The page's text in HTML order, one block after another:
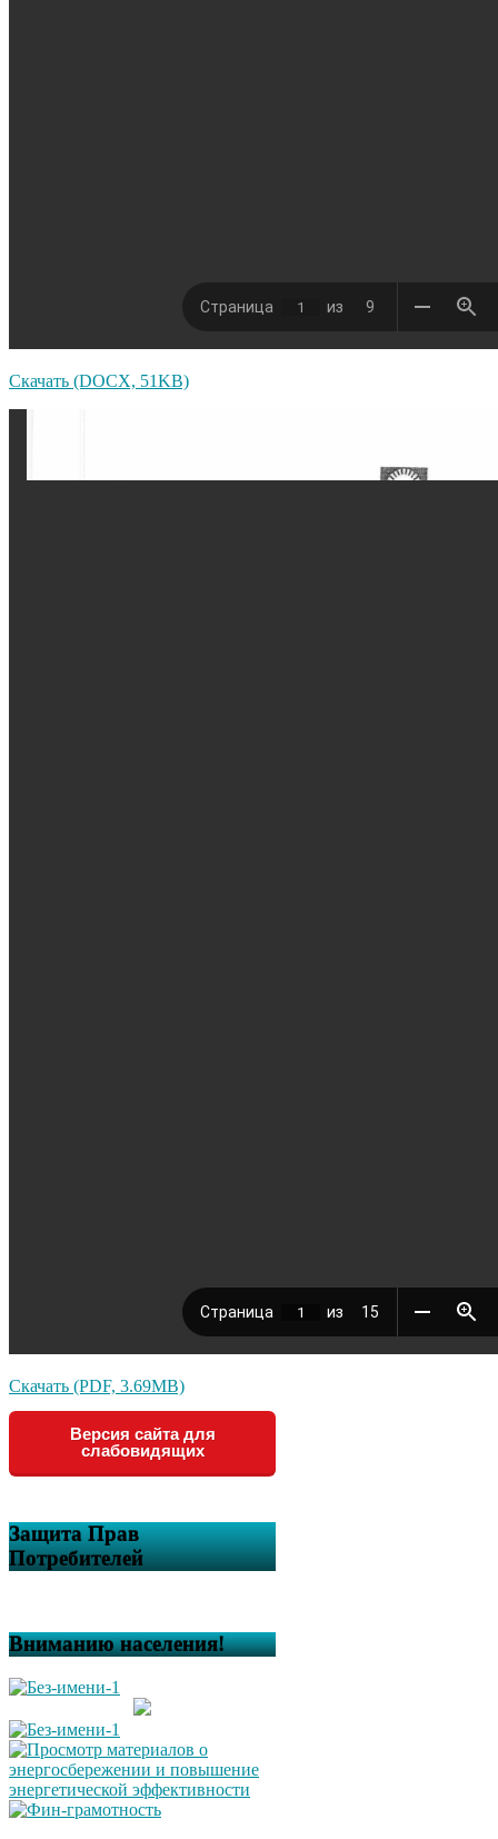
Скачать (DOCX, 51KB)
Скачать (PDF, 3.69MB)
Версия сайта для
слабовидящих
Защита Прав
Потребителей
Вниманию населения!